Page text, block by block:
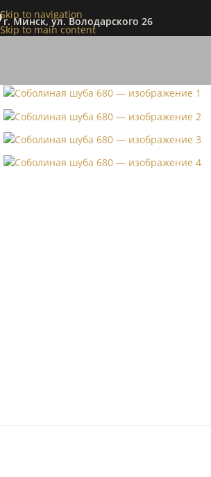
Skip to navigation
Skip to main content
г. Минск, ул. Володарского 26